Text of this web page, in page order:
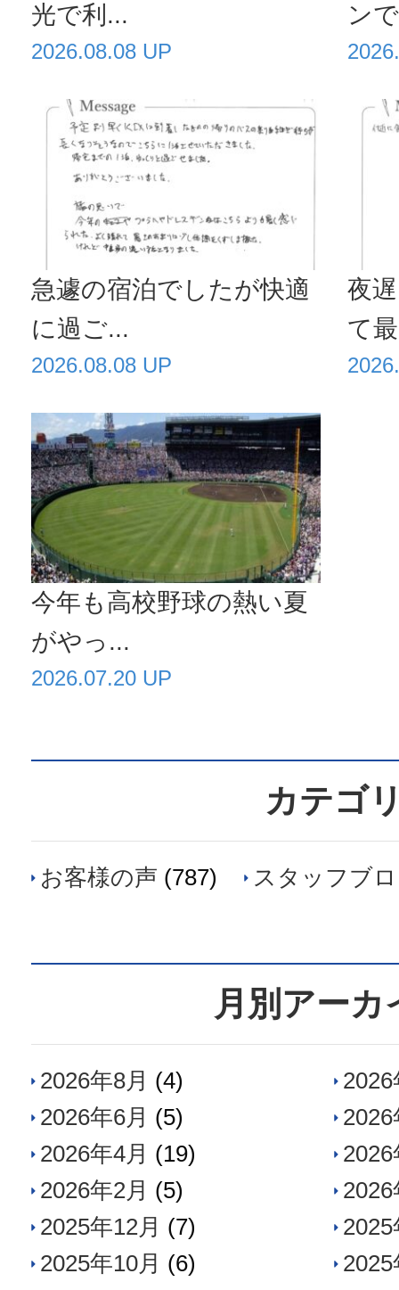
光で利...
2026.08.08 UP
ン
急遽の宿泊でしたが快適
に過ご...
2026.08.08 UP
夜
て
今年も高校野球の熱い夏
がやっ...
2026.07.20 UP
カテゴ
お客様の声 (787) スタッフブ
月別アーカ
2026年8月 (4)
2026年6月 (5)
2026年4月 (19)
2026年2月 (5)
2025年12月 (7)
2025年10月 (6)